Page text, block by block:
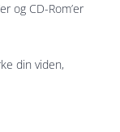
og CD-Rom’er
din viden,